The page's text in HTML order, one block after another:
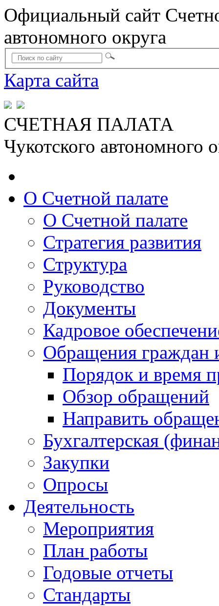
Официальный сайт
автономного округа
Карта сайта
СЧЕТНАЯ ПАЛАТА
Чукотского автономного
О Счетной палате
О Счетной палате
Стратегия развития
Структура
Руководство
Документы
Кадровое
Обращения граждан
Порядок и время
Обзор обращений
Направить
Бухгалтерская
Закупки
Опросы
Деятельность
Мероприятия
План работы
Годовые отчеты
Стандарты